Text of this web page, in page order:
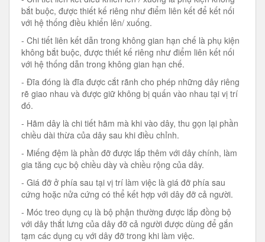
bắt buộc, được thiết kế riêng như điểm liên kết để kết nối
với hệ thống điều khiển lên/ xuống.
- Chi tiết liên kết dẫn trong không gian hạn chế là phụ kiện
không bắt buộc, được thiết kế riêng như điểm liên kết nối
với hệ thống dẫn trong không gian hạn chế.
- Đĩa đóng là đĩa được cắt rãnh cho phép những dây riêng
rẽ giao nhau và được giữ không bị quấn vào nhau tại vị trí
đó.
- Hãm dây là chi tiết hãm mà khi vào dây, thu gọn lại phần
chiều dài thừa của dây sau khi điều chỉnh.
- Miếng đệm là phần đỡ được lắp thêm với dây chính, làm
gia tăng cục bộ chiều dày và chiều rộng của dây.
- Giá đỡ ở phía sau tại vị trí làm việc là giá đỡ phía sau
cứng hoặc nửa cứng có thể kết hợp với dây đỡ cả người.
- Móc treo dụng cụ là bộ phận thường được lắp đồng bộ
với dây thắt lưng của dây đỡ cả người được dùng để gắn
tạm các dụng cụ với dây đỡ trong khi làm việc.